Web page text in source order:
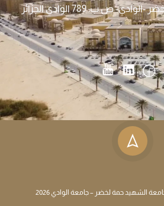
ص.ب: 789 الوادي الجزائر
الشهيد حمة لخضر – جامعة الوادي 2026